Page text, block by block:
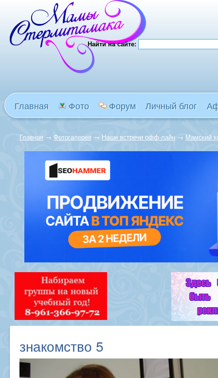
Найти на сайте:
Главная Фото Форум Личный блог
Главная → Фотогалерея → Наши встречи офф-лайн → Мамский
знакомство 5